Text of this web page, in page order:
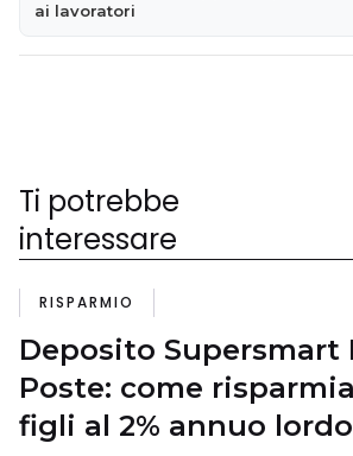
ai lavoratori
Ti potrebbe
interessare
RISPARMIO
Deposito Supersmart
Poste: come
figli al 2% annuo lordo